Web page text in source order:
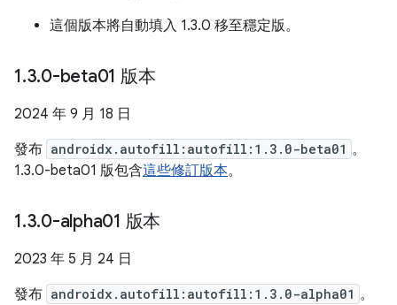
這個版本將自動填入 1.3.0 移至穩定版。
1.3.0-beta01 版本
2024 年 9 月 18 日
發布 androidx.autofill:autofill:1.3.0-beta01 。
1.3.0-beta01 版包含這些修訂版本。
1.3.0-alpha01 版本
2023 年 5 月 24 日
發布 androidx.autofill:autofill:1.3.0-alpha01 。